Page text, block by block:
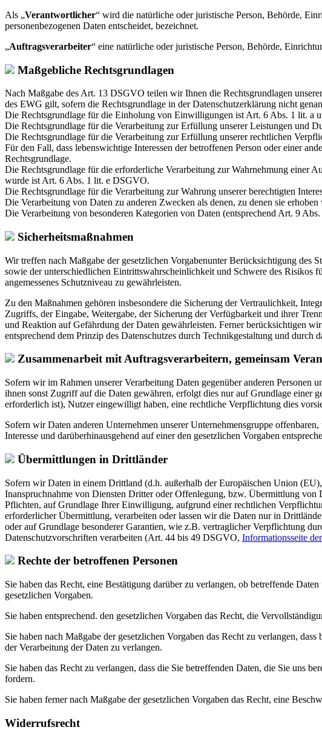
Als „Verantwortlicher“ wird die natürliche oder juristische Person, Behörde,
personenbezogenen Daten entscheidet, bezeichnet.
„Auftragsverarbeiter“ eine natürliche oder juristische Person, Behörde,
Maßgebliche Rechtsgrundlagen
Nach Maßgabe des Art. 13 DSGVO teilen wir Ihnen die Rechtsgrundlagen
des EWG gilt, sofern die Rechtsgrundlage in der Datenschutzerklärung nicht
Die Rechtsgrundlage für die Einholung von Einwilligungen ist Art. 6 Abs. 1 lit. a
Die Rechtsgrundlage für die Verarbeitung zur Erfüllung unserer Leistungen
Die Rechtsgrundlage für die Verarbeitung zur Erfüllung unserer rechtlichen
Für den Fall, dass lebenswichtige Interessen der betroffenen Person oder einer
Rechtsgrundlage.
Die Rechtsgrundlage für die erforderliche Verarbeitung zur Wahrnehmung einer
wurde ist Art. 6 Abs. 1 lit. e DSGVO.
Die Rechtsgrundlage für die Verarbeitung zur Wahrung unserer berechtigten
Die Verarbeitung von Daten zu anderen Zwecken als denen, zu denen sie
Die Verarbeitung von besonderen Kategorien von Daten (entsprechend Art. 9
Sicherheitsmaßnahmen
Wir treffen nach Maßgabe der gesetzlichen Vorgabenunter Berücksichtigung des
sowie der unterschiedlichen Eintrittswahrscheinlichkeit und Schwere des Risikos
angemessenes Schutzniveau zu gewährleisten.
Zu den Maßnahmen gehören insbesondere die Sicherung der Vertraulichkeit,
Zugriffs, der Eingabe, Weitergabe, der Sicherung der Verfügbarkeit und ihrer
und Reaktion auf Gefährdung der Daten gewährleisten. Ferner berücksichtigen
entsprechend dem Prinzip des Datenschutzes durch Technikgestaltung und durch
Zusammenarbeit mit Auftragsverarbeitern, gemeinsam
Sofern wir im Rahmen unserer Verarbeitung Daten gegenüber anderen
ihnen sonst Zugriff auf die Daten gewähren, erfolgt dies nur auf Grundlage einer
erforderlich ist), Nutzer eingewilligt haben, eine rechtliche Verpflichtung dies
Sofern wir Daten anderen Unternehmen unserer Unternehmensgruppe
Interesse und darüberhinausgehend auf einer den gesetzlichen Vorgaben
Übermittlungen in Drittländer
Sofern wir Daten in einem Drittland (d.h. außerhalb der Europäischen Union
Inanspruchnahme von Diensten Dritter oder Offenlegung, bzw. Übermittlung von
Pflichten, auf Grundlage Ihrer Einwilligung, aufgrund einer rechtlichen
erforderlicher Übermittlung, verarbeiten oder lassen wir die Daten nur in
oder auf Grundlage besonderer Garantien, wie z.B. vertraglicher Verpflichtung
Datenschutzvorschriften verarbeiten (Art. 44 bis 49 DSGVO, Informationsseite
Rechte der betroffenen Personen
Sie haben das Recht, eine Bestätigung darüber zu verlangen, ob betreffende
gesetzlichen Vorgaben.
Sie haben entsprechend. den gesetzlichen Vorgaben das Recht, die
Sie haben nach Maßgabe der gesetzlichen Vorgaben das Recht zu verlangen,
der Verarbeitung der Daten zu verlangen.
Sie haben das Recht zu verlangen, dass die Sie betreffenden Daten, die Sie uns
fordern.
Sie haben ferner nach Maßgabe der gesetzlichen Vorgaben das Recht, eine
Widerrufsrecht